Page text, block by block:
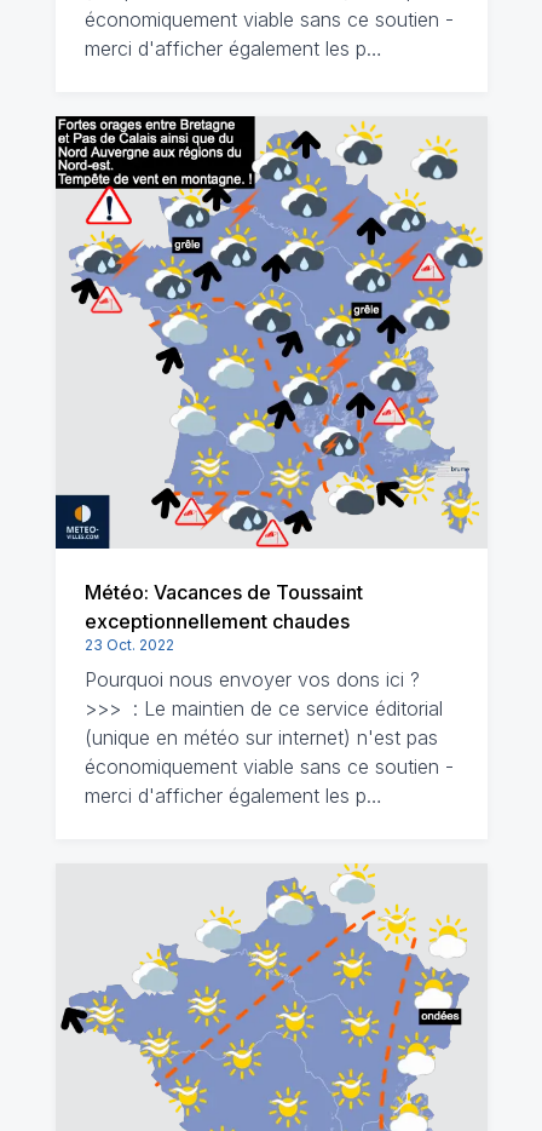
économiquement viable sans ce soutien -
merci d'afficher également les p…
Météo: Vacances de Toussaint
exceptionnellement chaudes
23 Oct. 2022
Pourquoi nous envoyer vos dons ici ?
>>> : Le maintien de ce service éditorial
(unique en météo sur internet) n'est pas
économiquement viable sans ce soutien -
merci d'afficher également les p…